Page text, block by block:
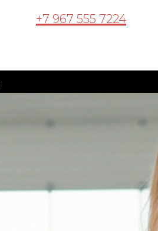
+7 967 555 7224